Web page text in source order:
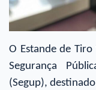
O Estande de
Segurança
(Segup),